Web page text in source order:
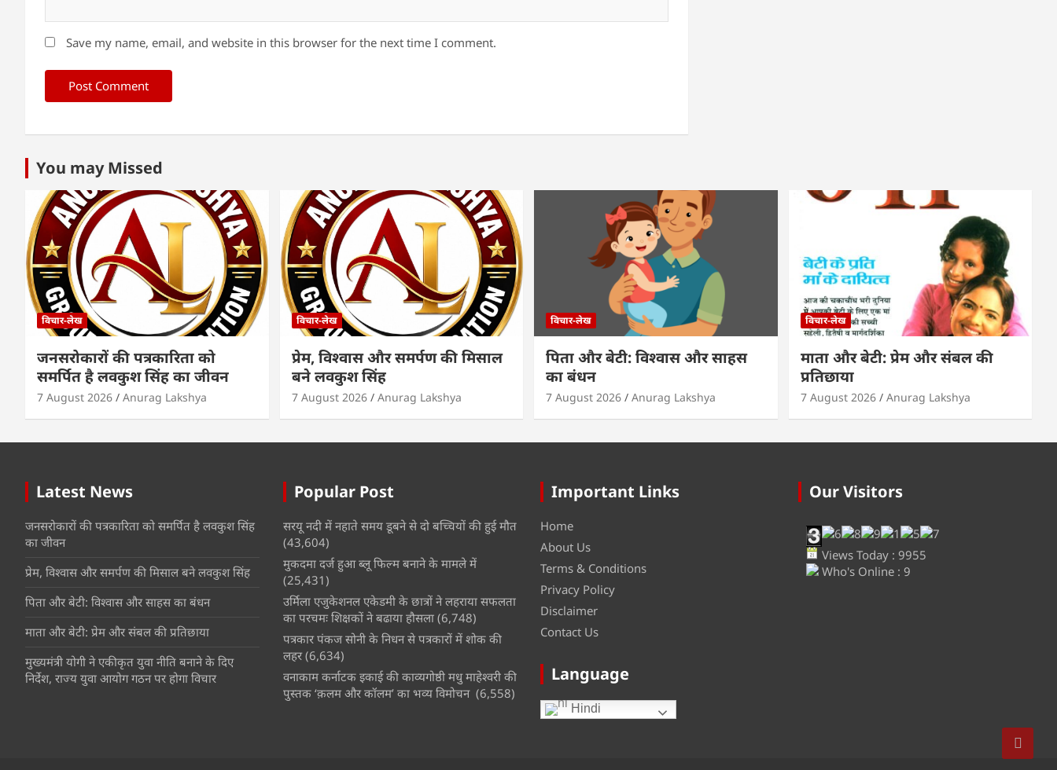
Save my name, email, and website in this browser for the next time I comment.
You may Missed
विचार-लेख
जनसरोकारों की पत्रकारिता को
समर्पित है लवकुश सिंह का जीवन
7 August 2026 Anurag Lakshya
विचार-लेख
प्रेम, विश्वास और समर्पण की मिसाल
बने लवकुश सिंह
7 August 2026 Anurag Lakshya
विचार-लेख
पिता और बेटी: विश्वास और साहस
का बंधन
7 August 2026 Anurag Lakshya
विचार-लेख
माता और बेटी: प्रेम और संबल की
प्रतिछाया
7 August 2026 Anurag Lakshya
Latest News
जनसरोकारों की पत्रकारिता को समर्पित है लवकुश सिंह
का जीवन
प्रेम, विश्वास और समर्पण की मिसाल बने लवकुश सिंह
पिता और बेटी: विश्वास और साहस का बंधन
माता और बेटी: प्रेम और संबल की प्रतिछाया
मुख्यमंत्री योगी ने एकीकृत युवा नीति बनाने के दिए
निर्देश, राज्य युवा आयोग गठन पर होगा विचार
Popular Post
सरयू नदी में नहाते समय डूबने से दो बच्चियों की हुई मौत
(43,604)
मुकदमा दर्ज हुआ ब्लू फिल्म बनाने के मामले में
(25,431)
उर्मिला एजुकेशनल एकेडमी के छात्रों ने लहराया सफलता
का परचमः शिक्षकों ने बढाया हौसला (6,748)
पत्रकार पंकज सोनी के निधन से पत्रकारों में शोक की
लहर (6,634)
वनाकाम कर्नाटक इकाई की काव्यगोष्ठी मधु माहेश्वरी की
पुस्तक ‘क़लम और कॉलम’ का भव्य विमोचन (6,558)
Important Links
Home
About Us
Terms & Conditions
Privacy Policy
Disclaimer
Contact Us
Language
Hindi
Our Visitors
Views Today : 9955
Who's Online : 9